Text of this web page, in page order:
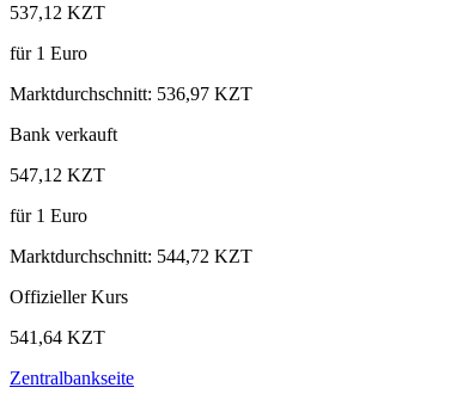
537,12 KZT
für1 Euro
Marktdurchschnitt: 536,97 KZT
Bank verkauft
547,12 KZT
für1 Euro
Marktdurchschnitt: 544,72 KZT
Offizieller Kurs
541,64 KZT
Zentralbankseite